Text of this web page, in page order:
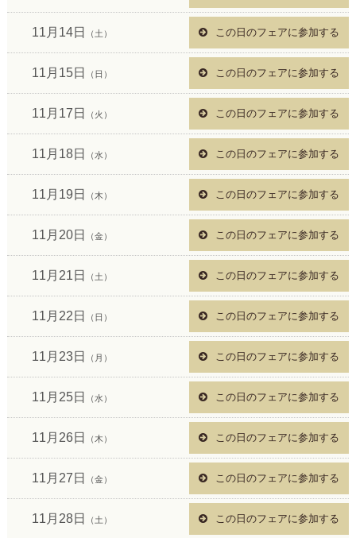
11月14日 （土） この日のフェアに参加する
11月15日 （日） この日のフェアに参加する
11月17日 （火） この日のフェアに参加する
11月18日 （水） この日のフェアに参加する
11月19日 （木） この日のフェアに参加する
11月20日 （金） この日のフェアに参加する
11月21日 （土） この日のフェアに参加する
11月22日 （日） この日のフェアに参加する
11月23日 （月） この日のフェアに参加する
11月25日 （水） この日のフェアに参加する
11月26日 （木） この日のフェアに参加する
11月27日 （金） この日のフェアに参加する
11月28日 （土） この日のフェアに参加する